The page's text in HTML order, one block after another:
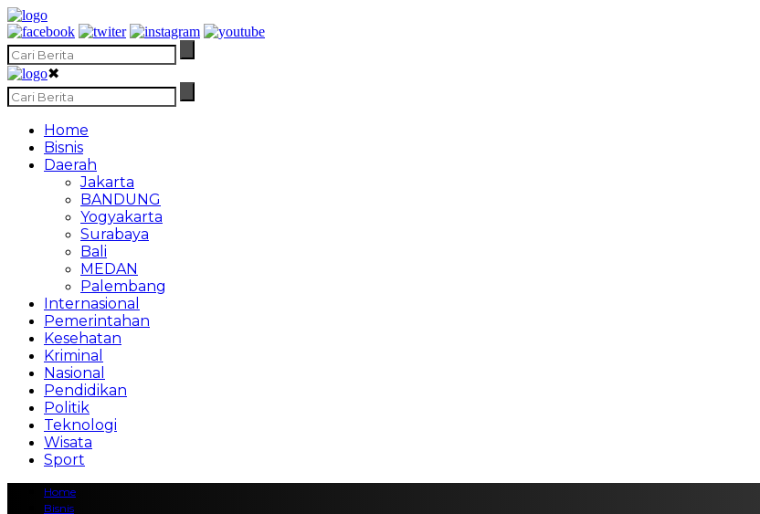
✖
Home
Bisnis
Daerah
Jakarta
BANDUNG
Yogyakarta
Surabaya
Bali
MEDAN
Palembang
Internasional
Pemerintahan
Kesehatan
Kriminal
Nasional
Pendidikan
Politik
Teknologi
Wisata
Sport
Home
Bisnis